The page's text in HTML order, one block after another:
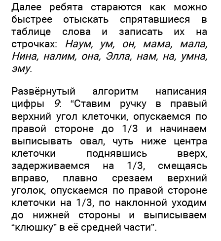
Далее ребята стараются как можно
быстрее отыскать спрятавшиеся в
таблице слова и записать их на
строчках: Наум, ум, он, мама, мала,
Нина, налим, она, Элла, нам, на, умна,
эму.
Развёрнутый алгоритм написания
цифры
9: “Ставим ручку в правый
верхний угол клеточки, опускаемся по
правой стороне до 1/3 и начинаем
выписывать овал, чуть ниже центра
клеточки поднявшись вверх,
задерживаемся на 1/3, смещаясь
вправо, плавно срезаем верхний
уголок, опускаемся по правой стороне
клеточки на 1/3, по наклонной уходим
до нижней стороны и выписываем
“клюшку” в её средней части”.